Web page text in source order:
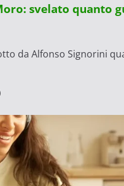
svelato quanto
da Alfonso Signorini